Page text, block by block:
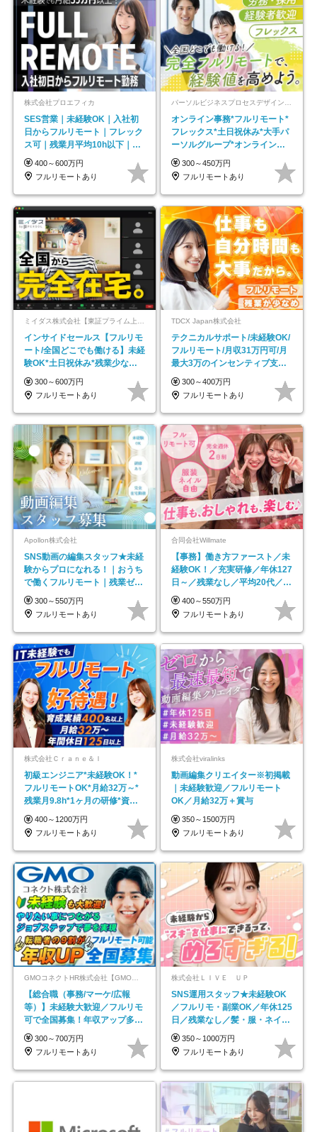
株式会社プロエフィカ
SES営業｜未経験OK｜入社初
日からフルリモート｜フレック
ス可｜残業月平均10h以下｜事
業立ち上げメンバー
400～600万円
フルリモートあり
オンライン事務*フルリモート*
フレックス*土日祝休み*大手パ
ーソルグループ*オンライン面
接*30～40代活躍中
300～450万円
フルリモートあり
インサイドセールス【フルリモ
ート/全国どこでも働ける】未経
験OK*土日祝休み*残業少なめ*
在宅勤務手当あり
300～600万円
フルリモートあり
TDCX Japan株式会社
テクニカルサポート/未経験OK/
フルリモート/月収31万円可/月
最大3万のインセンティブ支給/
平均年齢33歳
300～400万円
フルリモートあり
Apollon株式会社
SNS動画の編集スタッフ★未経
験からプロになれる！｜おうち
で働くフルリモート｜残業ゼロ
で18時退勤◎
300～550万円
フルリモートあり
合同会社Willmate
【事務】働き方ファースト／未
経験OK！／充実研修／年休127
日～／残業なし／平均20代／リ
モートOK
400～550万円
フルリモートあり
株式会社Ｃｒａｎｅ＆Ｉ
初級エンジニア*未経験OK！*
フルリモートOK*月給32万～*
残業月9.8h*1ヶ月の研修*資格
取得率100％
400～1200万円
フルリモートあり
株式会社viralinks
動画編集クリエイター※初掲載
｜未経験歓迎／フルリモート
OK／月給32万＋賞与
350～1500万円
フルリモートあり
GMOコネクトHR株式会社【GMOインターネットグループ】
【総合職（事務/マーケ/広報
等）】未経験大歓迎／フルリモ
可で全国募集！年収アップ多数
★年休最大130日★
300～700万円
フルリモートあり
株式会社ＬＩＶＥ ＵＰ
SNS運用スタッフ★未経験OK
／フルリモ・副業OK／年休125
日／残業なし／髪・服・ネイ
ル・ピアス自由
350～1000万円
フルリモートあり